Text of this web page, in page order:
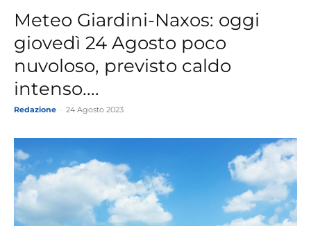
Meteo Giardini-Naxos: oggi
giovedì 24 Agosto poco
nuvoloso, previsto caldo
intenso....
Redazione 24 Agosto 2023